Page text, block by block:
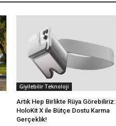
Giyilebilir Teknoloji
Artık Hep Birlikte Rüya Görebiliriz:
HoloKit X ile Bütçe Dostu Karma
Gerçeklik!